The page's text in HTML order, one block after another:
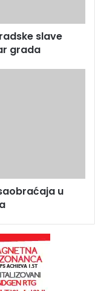
slave
grada
u